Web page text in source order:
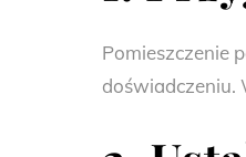
Pomieszczenie
doświadczeniu.